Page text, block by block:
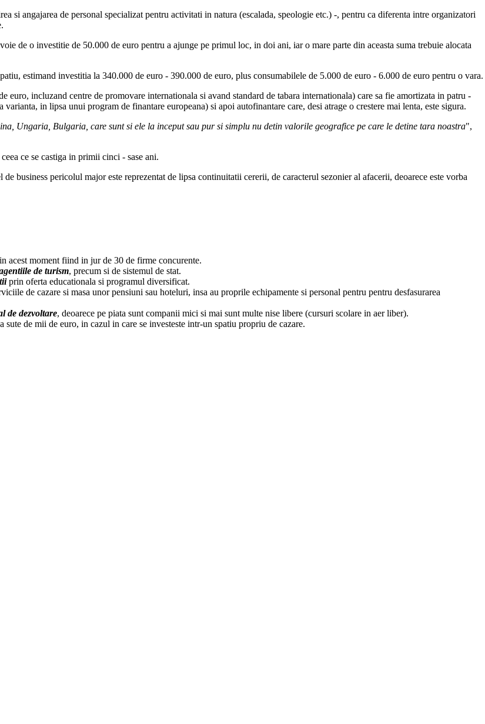
si angajarea de personal specializat pentru activitati in natura (escalada, speologie etc.) -, pentru ca diferenta intre organizatori
de o investitie de 50.000 de euro pentru a ajunge pe primul loc, in doi ani, iar o mare parte din aceasta suma trebuie alocata
estimand investitia la 340.000 de euro - 390.000 de euro, plus consumabilele de 5.000 de euro - 6.000 de euro pentru o vara.
euro, incluzand centre de promovare internationala si avand standard de tabara internationala) care sa fie amortizata in patru -
in lipsa unui program de finantare europeana) si apoi autofinantare care, desi atrage o crestere mai lenta, este sigura.
Ungaria, Bulgaria, care sunt si ele la inceput sau pur si simplu nu detin valorile geografice pe care le detine tara noastra",
ce se castiga in primii cinci - sase ani.
business pericolul major este reprezentat de lipsa continuitatii cererii, de caracterul sezonier al afacerii, deoarece este vorba
acest moment fiind in jur de 30 de firme concurente.
de turism, precum si de sistemul de stat.
prin oferta educationala si programul diversificat.
de cazare si masa unor pensiuni sau hoteluri, insa au proprile echipamente si personal pentru pentru desfasurarea
de dezvoltare, deoarece pe piata sunt companii mici si mai sunt multe nise libere (cursuri scolare in aer liber).
sute de mii de euro, in cazul in care se investeste intr-un spatiu propriu de cazare.